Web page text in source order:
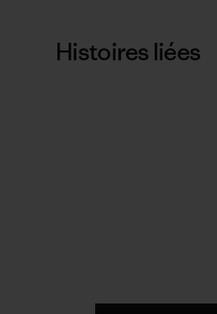
Histoires liées